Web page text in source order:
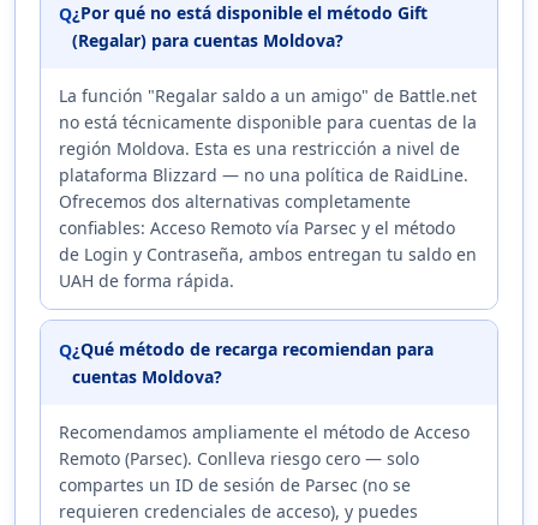
Q¿Por qué no está disponible el método Gift
(Regalar) para cuentas Moldova?
La función "Regalar saldo a un amigo" de Battle.net
no está técnicamente disponible para cuentas de la
región Moldova. Esta es una restricción a nivel de
plataforma Blizzard — no una política de RaidLine.
Ofrecemos dos alternativas completamente
confiables: Acceso Remoto vía Parsec y el método
de Login y Contraseña, ambos entregan tu saldo en
UAH de forma rápida.
Q¿Qué método de recarga recomiendan para
cuentas Moldova?
Recomendamos ampliamente el método de Acceso
Remoto (Parsec). Conlleva riesgo cero — solo
compartes un ID de sesión de Parsec (no se
requieren credenciales de acceso), y puedes